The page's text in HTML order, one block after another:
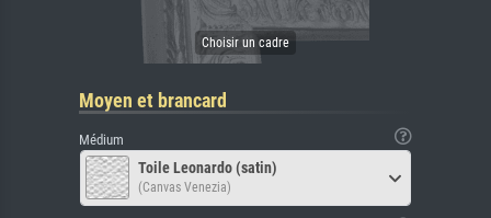
Moyen et brancard
Médium
Toile Leonardo (satin)
(Canvas Venezia)